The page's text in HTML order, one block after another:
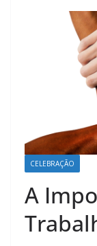
CELEBRAÇÃO
A